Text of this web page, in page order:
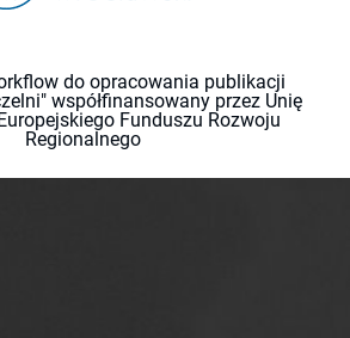
do opracowania publikacji
współfinansowany przez Unię
Funduszu Rozwoju
Regionalnego